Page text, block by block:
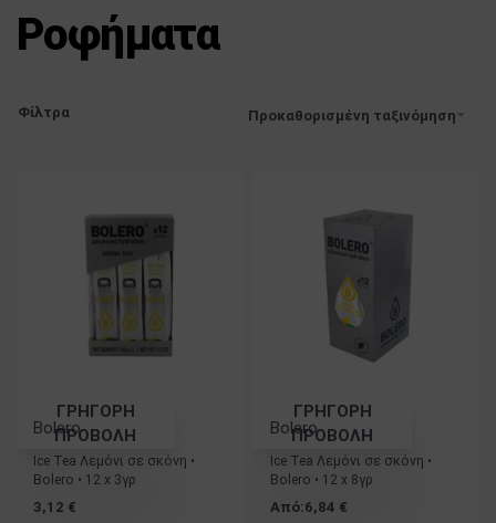
Ροφήματα
Προκαθορισμένη ταξινόμηση
Φίλτρα
ΓΡΗΓΟΡΗ
ΠΡΟΒΟΛΗ
Bolero
Ice Tea Λεμόνι σε σκόνη •
Bolero • 12 x 3γρ
3,12 €
ΓΡΗΓΟΡΗ
ΠΡΟΒΟΛΗ
Bolero
Ice Tea Λεμόνι σε σκόνη •
Bolero • 12 x 8γρ
Από:6,84 €